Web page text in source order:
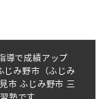
導で成績アップ
じみ野市（ふじみ
市 ふじみ野市 三